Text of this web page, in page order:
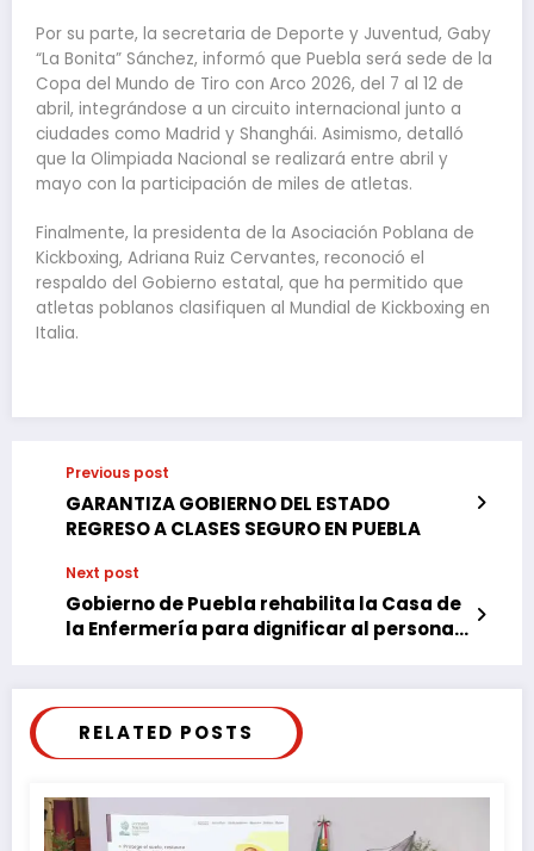
Por su parte, la secretaria de Deporte y Juventud, Gaby
“La Bonita” Sánchez, informó que Puebla será sede de la
Copa del Mundo de Tiro con Arco 2026, del 7 al 12 de
abril, integrándose a un circuito internacional junto a
ciudades como Madrid y Shanghái. Asimismo, detalló
que la Olimpiada Nacional se realizará entre abril y
mayo con la participación de miles de atletas.
Finalmente, la presidenta de la Asociación Poblana de
Kickboxing, Adriana Ruiz Cervantes, reconoció el
respaldo del Gobierno estatal, que ha permitido que
atletas poblanos clasifiquen al Mundial de Kickboxing en
Italia.
Previous post
GARANTIZA GOBIERNO DEL ESTADO
REGRESO A CLASES SEGURO EN PUEBLA
Next post
Gobierno de Puebla rehabilita la Casa de
la Enfermería para dignificar al personal
RELATED POSTS